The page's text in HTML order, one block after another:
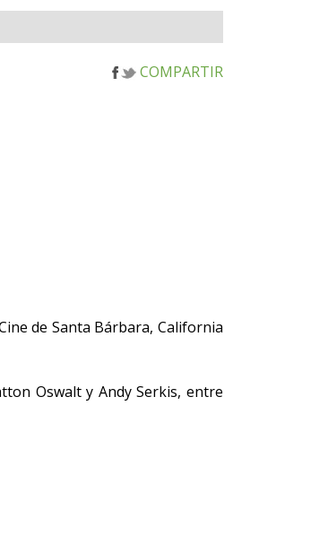
COMPARTIR
de Santa Bárbara, California
Oswalt y Andy Serkis, entre